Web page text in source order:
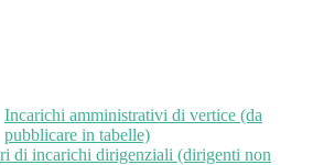
Incarichi amministrativi di vertice (da
pubblicare in tabelle)
di incarichi dirigenziali (dirigenti non